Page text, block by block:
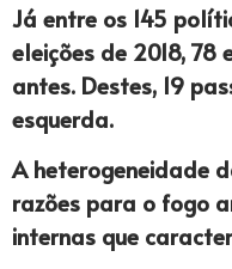
Já entre os 145
eleições de 2018,
antes. Destes, 19
esquerda.
A heterogeneidade
razões para o fogo
internas que